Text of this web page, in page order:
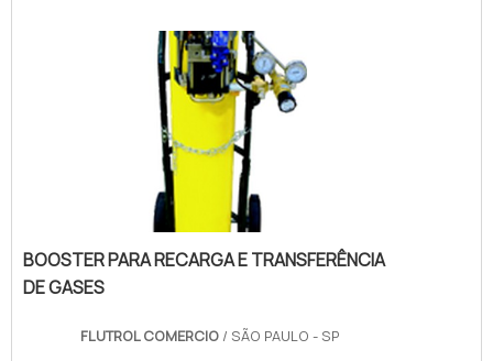
PRODUTOOs equipamentos têm inúmeras
vantagens em relação às bombas
convencionais, podendo aumentar a
velocidade do teste sem perda na
BOOSTER PARA RECARGA E TRANSFERÊNCIA
DE GASES
FLUTROL COMERCIO / SÃO PAULO - SP